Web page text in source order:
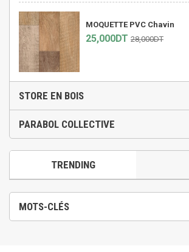
MOQUETTE PVC Chavin
25,000DT 28,000DT
STORE EN BOIS
PARABOL COLLECTIVE
TRENDING
MOTS-CLÉS